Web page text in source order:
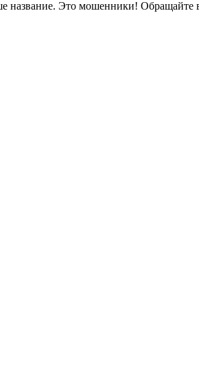
Это мошенники! Обращайте